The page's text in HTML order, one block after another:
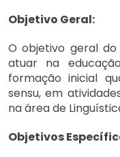
Objetivo Geral:
O objetivo geral
atuar na
formação inicial
sensu, em
na área de
Objetivos